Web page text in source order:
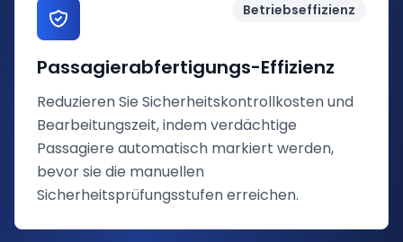
Betriebseffizienz
Passagierabfertigungs-Effizienz
Reduzieren Sie Sicherheitskontrollkosten und
Bearbeitungszeit, indem verdächtige
Passagiere automatisch markiert werden,
bevor sie die manuellen
Sicherheitsprüfungsstufen erreichen.